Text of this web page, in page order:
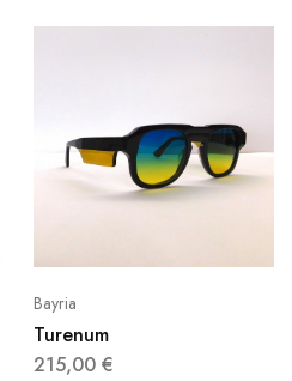
Bayria
Turenum
215,00 €